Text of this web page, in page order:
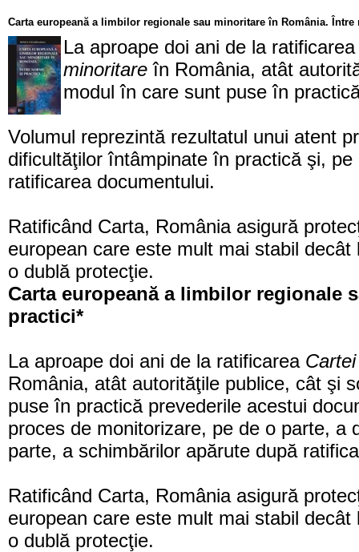
Carta europeană a limbilor regionale sau minoritare în România.
La aproape doi ani de la
minoritare în România, atât
modul în care sunt puse în
Volumul reprezintă rezultatul unui atent
dificultăţilor întâmpinate în practică şi,
ratificarea documentului.
Ratificând Carta, România asigură
european care este mult mai stabil
o dublă protecţie.
Carta europeană a limbilor regionale
practici*
La aproape doi ani de la ratificarea
România, atât autorităţile publice, cât şi
puse în practică prevederile acestui
proces de monitorizare, pe de o parte,
parte, a schimbărilor apărute după
Ratificând Carta, România asigură
european care este mult mai stabil
o dublă protecţie.